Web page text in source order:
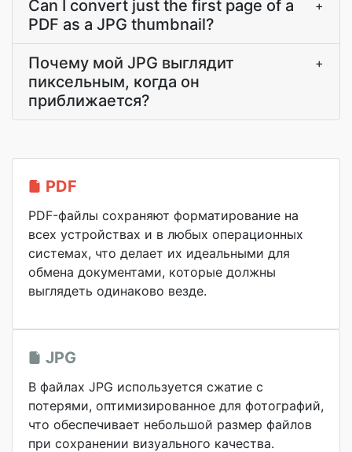
Can I convert just the first page of a
PDF as a JPG thumbnail?
+
Почему мой JPG выглядит
пиксельным, когда он
приближается?
+
PDF
PDF-файлы сохраняют форматирование на
всех устройствах и в любых операционных
системах, что делает их идеальными для
обмена документами, которые должны
выглядеть одинаково везде.
JPG
В файлах JPG используется сжатие с
потерями, оптимизированное для фотографий,
что обеспечивает небольшой размер файлов
при сохранении визуального качества.